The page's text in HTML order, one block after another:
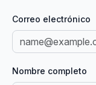
Correo electrónico
Nombre completo